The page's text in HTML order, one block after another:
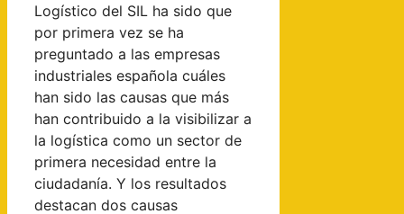
Logístico del SIL ha sido que
por primera vez se ha
preguntado a las empresas
industriales española cuáles
han sido las causas que más
han contribuido a la visibilizar a
la logística como un sector de
primera necesidad entre la
ciudadanía. Y los resultados
destacan dos causas